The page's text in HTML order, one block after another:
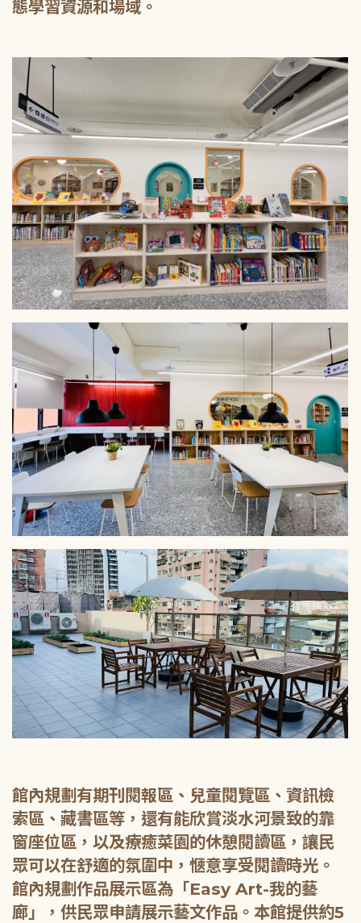
館內規劃有期刊閱報區、兒童閱覽區、資訊檢
索區、藏書區等，還有能欣賞淡水河景致的靠
窗座位區，以及療癒菜園的休憩閱讀區，讓民
眾可以在舒適的氛圍中，愜意享受閱讀時光。
館內規劃作品展示區為「Easy Art-我的藝
廊」，供民眾申請展示藝文作品。本館提供約5